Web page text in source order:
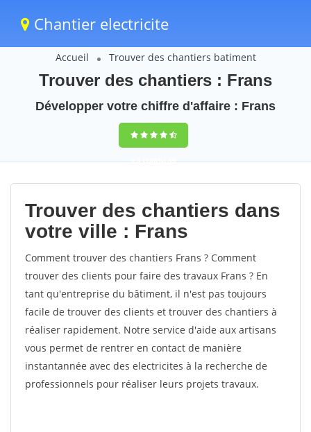
Chantier electricite
Accueil Trouver des chantiers batiment
Trouver des chantiers : Frans
Développer votre chiffre d'affaire : Frans
9,5(100%)59
votes
Trouver des chantiers dans
votre ville : Frans
Comment trouver des chantiers Frans ? Comment
trouver des clients pour faire des travaux Frans ? En
tant qu'entreprise du bâtiment, il n'est pas toujours
facile de trouver des clients et trouver des chantiers à
réaliser rapidement. Notre service d'aide aux artisans
vous permet de rentrer en contact de manière
instantannée avec des electricites à la recherche de
professionnels pour réaliser leurs projets travaux.